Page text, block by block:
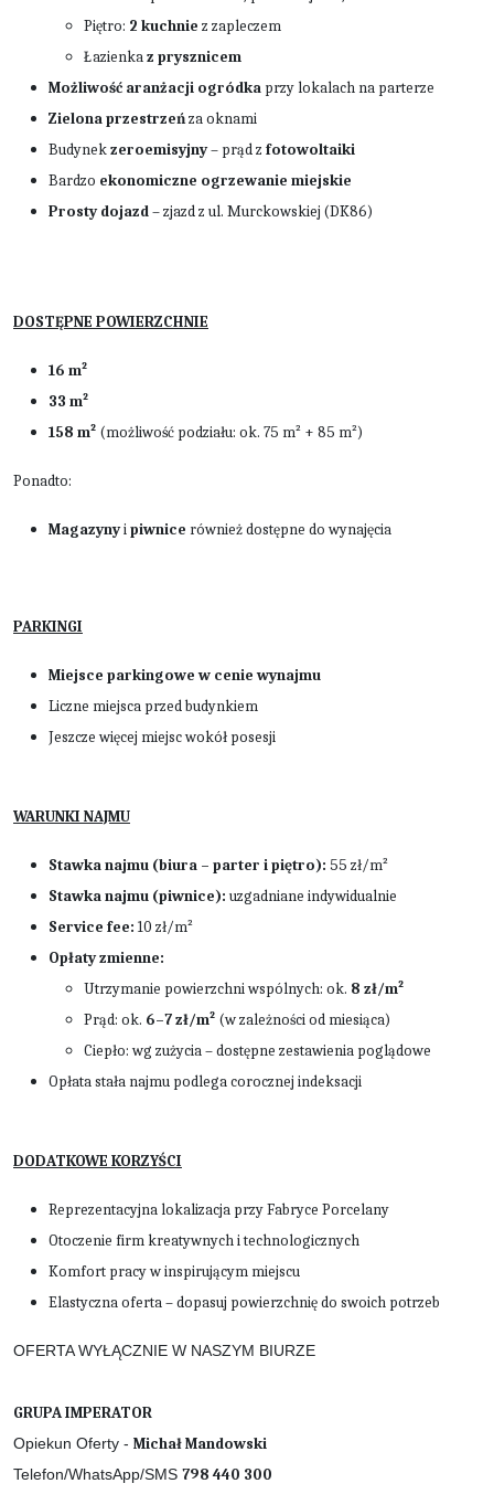
Piętro: 2 kuchnie z zapleczem
Łazienkaz prysznicem
Możliwość aranżacji ogródka przy lokalach na parterze
Zielona przestrzeńza oknami
Budynekzeroemisyjny– prąd z fotowoltaiki
Bardzo ekonomiczne ogrzewanie miejskie
Prosty dojazd– zjazd z ul. Murckowskiej (DK86)
DOSTĘPNE POWIERZCHNIE
16 m²
33 m²
158 m² (możliwość podziału: ok. 75 m² + 85 m²)
Ponadto:
Magazynyipiwnice również dostępne do wynajęcia
PARKINGI
Miejsce parkingowe w cenie wynajmu
Liczne miejsca przed budynkiem
Jeszcze więcej miejsc wokół posesji
WARUNKI NAJMU
Stawka najmu (biura – parter i piętro): 55 zł/m²
Stawka najmu (piwnice): uzgadniane indywidualnie
Service fee: 10 zł/m²
Opłaty zmienne:
Utrzymanie powierzchni wspólnych: ok. 8 zł/m²
Prąd: ok. 6–7 zł/m² (w zależności od miesiąca)
Ciepło: wg zużycia – dostępne zestawienia poglądowe
Opłata stała najmu podlega corocznej indeksacji
DODATKOWE KORZYŚCI
Reprezentacyjna lokalizacja przy Fabryce Porcelany
Otoczenie firm kreatywnych i technologicznych
Komfort pracy w inspirującym miejscu
Elastyczna oferta – dopasuj powierzchnię do swoich potrzeb
OFERTA WYŁĄCZNIE W NASZYM BIURZE
GRUPA IMPERATOR
Opiekun Oferty - Michał Mandowski
Telefon/WhatsApp/SMS 798 440 300